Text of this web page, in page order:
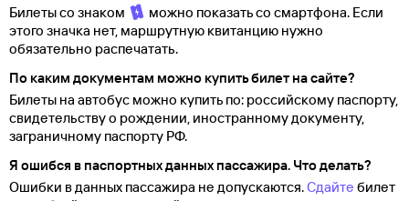
Билеты со знаком
можно показать со смартфона. Если
этого значка нет, маршрутную квитанцию нужно
обязательно распечатать.
По каким документам можно купить билет на сайте?
Билеты на автобус можно купить по: российскому паспорту,
свидетельству о рождении, иностранному документу,
заграничному паспорту РФ.
Я ошибся в паспортных данных пассажира. Что делать?
Ошибки в данных пассажира не допускаются.Сдайте билет